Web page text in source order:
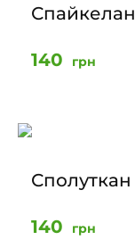
Спайкелан
140 грн
Сполуткан
140 грн